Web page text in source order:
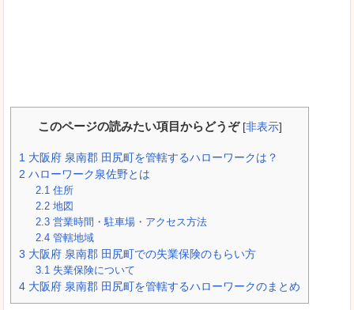
このページの読みたい項目からどうぞ [非表示]
1 大阪府 泉南郡 田尻町を管轄するハローワークは？
2 ハローワーク泉佐野とは
2.1 住所
2.2 地図
2.3 営業時間・駐車場・アクセス方法
2.4 管轄地域
3 大阪府 泉南郡 田尻町での失業保険のもらい方
3.1 失業保険について
4 大阪府 泉南郡 田尻町を管轄するハローワークのまとめ